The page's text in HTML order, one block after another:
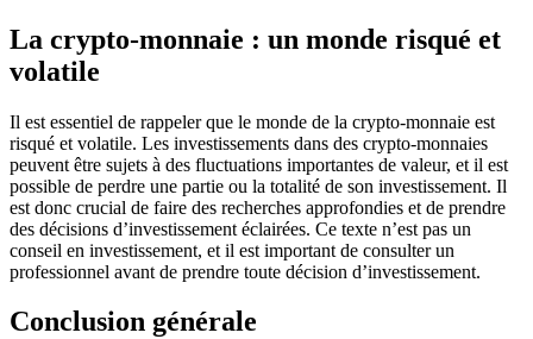
La crypto-monnaie : un monde risqué et
volatile
Il est essentiel de rappeler que le monde de la crypto-monnaie est
risqué et volatile. Les investissements dans des crypto-monnaies
peuvent être sujets à des fluctuations importantes de valeur, et il est
possible de perdre une partie ou la totalité de son investissement. Il
est donc crucial de faire des recherches approfondies et de prendre
des décisions d’investissement éclairées. Ce texte n’est pas un
conseil en investissement, et il est important de consulter un
professionnel avant de prendre toute décision d’investissement.
Conclusion générale